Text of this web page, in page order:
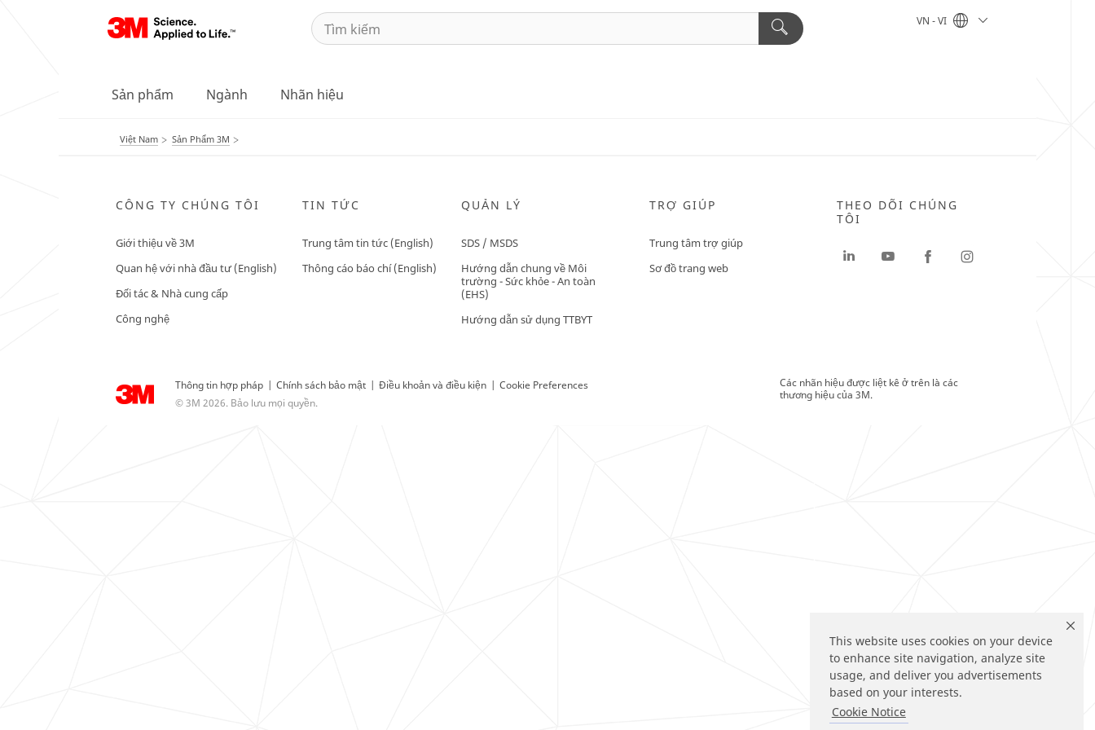
This website uses cookies on your device
to enhance site navigation, analyze site
usage, and deliver you advertisements
based on your interests.
Cookie Notice
VN - VI
Sản phẩm Ngành Nhãn hiệu
Việt Nam Sản Phẩm 3M
CÔNG TY CHÚNG TÔI
Giới thiệu về 3M
Quan hệ với nhà đầu tư (English)
Đối tác & Nhà cung cấp
Công nghệ
TIN TỨC
Trung tâm tin tức (English)
Thông cáo báo chí (English)
QUẢN LÝ
SDS / MSDS
Hướng dẫn chung về Môi
trường - Sức khỏe - An toàn
(EHS)
Hướng dẫn sử dụng TTBYT
TRỢ GIÚP
Trung tâm trợ giúp
Sơ đồ trang web
Thông tin hợp pháp | Chính sách bảo mật | Điều khoản và điều kiện | Cookie Preferences
© 3M 2026. Bảo lưu mọi quyền.
THEO DÕI CHÚNG
TÔI
Các nhãn hiệu được liệt kê ở trên là các
thương hiệu của 3M.